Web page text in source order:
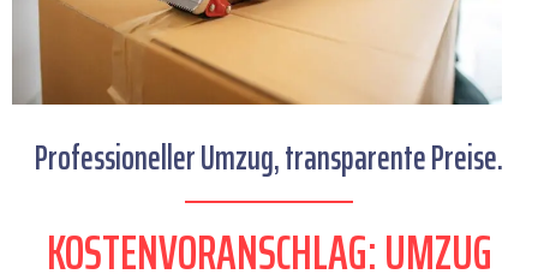
Professioneller Umzug, transparente Preise.
KOSTENVORANSCHLAG: UMZUG